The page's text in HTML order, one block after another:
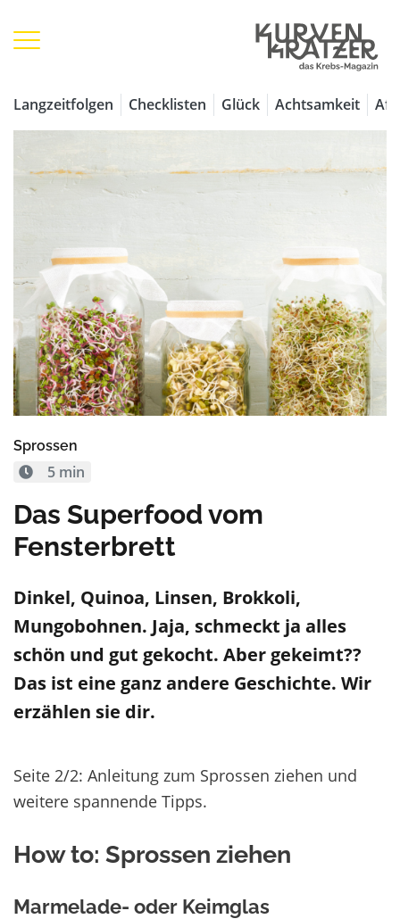
Langzeitfolgen Checklisten Glück Achtsamkeit
Sprossen
5 min
Das Superfood vom
Fensterbrett
Dinkel, Quinoa, Linsen, Brokkoli,
Mungobohnen. Jaja, schmeckt ja alles
schön und gut gekocht. Aber gekeimt??
Das ist eine ganz andere Geschichte. Wir
erzählen sie dir.
Seite 2/2: Anleitung zum Sprossen ziehen und
weitere spannende Tipps.
How to: Sprossen ziehen
Marmelade- oder Keimglas